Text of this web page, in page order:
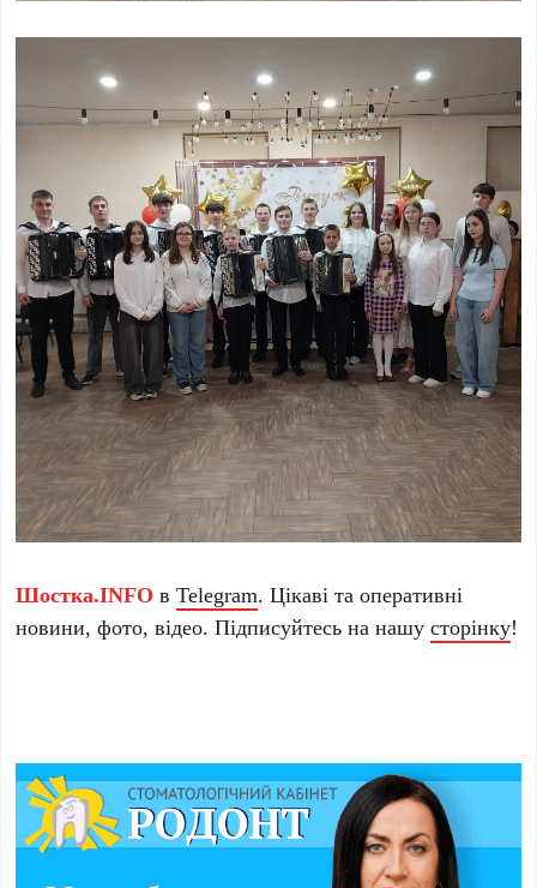
Шостка.INFO вTelegram. Цікаві та оперативні
новини, фото, відео. Підписуйтесь на нашусторінку!